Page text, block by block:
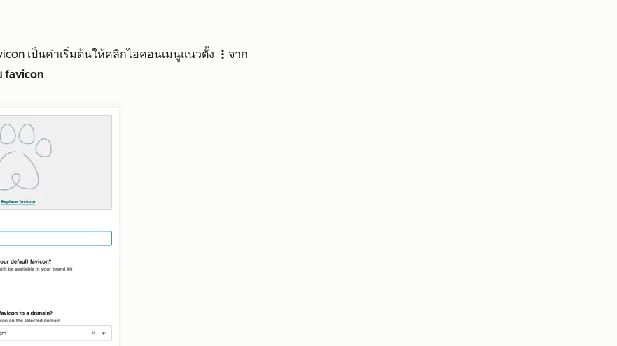
เป็นค่าเริ่มต้นให้คลิกไอคอนเมนูแนวตั้ง verticalMenuIcon จาก
favicon